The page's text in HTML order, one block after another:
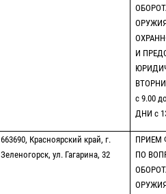
И
с 9.00
ДНИ с
663690, Красноярский край, г.
Зеленогорск, ул. Гагарина, 32
ПРИЕМ
ПО